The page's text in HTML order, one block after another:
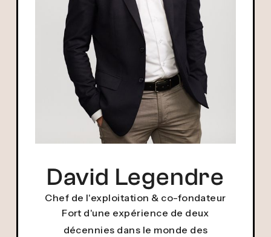
David Legendre
Chef de l'exploitation & co-fondateur
Fort d'une expérience de deux
décennies dans le monde des